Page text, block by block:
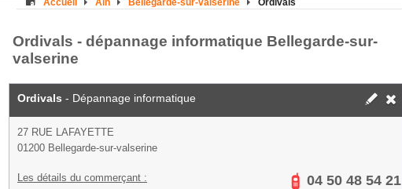
Accueil Ain Bellegarde-sur-valserine Ordivals
Ordivals - dépannage informatique Bellegarde-sur-
valserine
Ordivals - Dépannage informatique
27 RUE LAFAYETTE
01200 Bellegarde-sur-valserine
Les détails du commerçant : 04 50 48 54 21